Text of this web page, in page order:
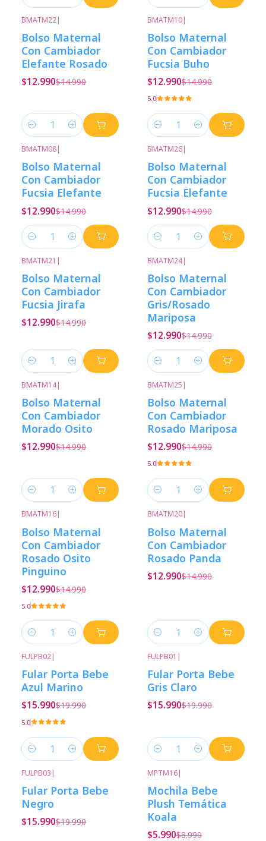
BMATM22|
Bolso Maternal
Con Cambiador
Elefante Rosado
$12.990$14.990
Cantidad
BMATM10|
Bolso Maternal
Con Cambiador
Fucsia Buho
$12.990$14.990
5.0
Cantidad
BMATM08|
Bolso Maternal
Con Cambiador
Fucsia Elefante
$12.990$14.990
Cantidad
BMATM26|
Bolso Maternal
Con Cambiador
Fucsia Elefante
$12.990$14.990
Cantidad
BMATM21 |
Bolso Maternal
Con Cambiador
Fucsia Jirafa
$12.990$14.990
Cantidad
BMATM24|
Bolso Maternal
Con Cambiador
Gris/Rosado
Mariposa
$12.990$14.990
Cantidad
BMATM14|
Bolso Maternal
Con Cambiador
Morado Osito
$12.990$14.990
Cantidad
BMATM25 |
Bolso Maternal
Con Cambiador
Rosado Mariposa
$12.990$14.990
5.0
Cantidad
BMATM16
Bolso Maternal
Con Cambiador
Rosado Osito
Pinguino
$12.990$14.990
5.0
Cantidad
BMATM20
Bolso Maternal
Con Cambiador
Rosado Panda
$12.990$14.990
Cantidad
FULPB02|
Fular Porta Bebe
Azul Marino
$15.990$19.990
5.0
Cantidad
FULPB01 |
Fular Porta Bebe
Gris Claro
$15.990$19.990
Cantidad
FULPB03 |
Fular Porta Bebe
Negro
$15.990$19.990
MPTM16|
Mochila Bebe
Plush Temática
Koala
$5.990$8.990